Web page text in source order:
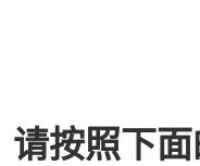
请按照下